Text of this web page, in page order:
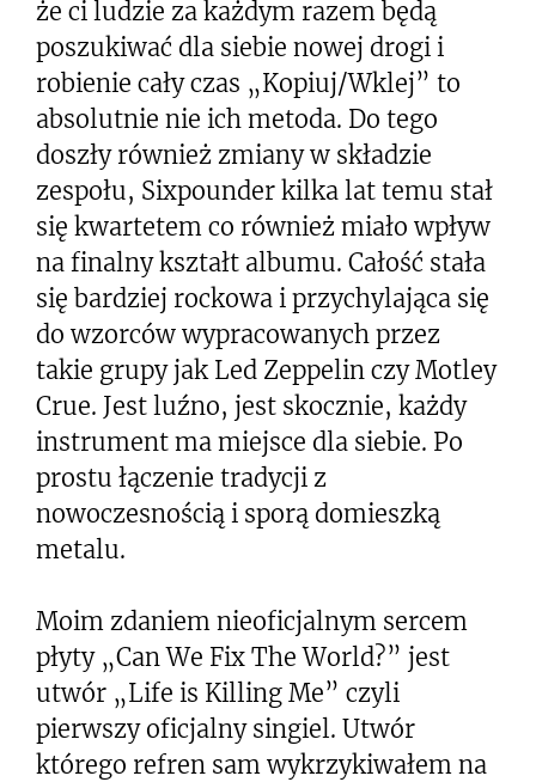
że ci ludzie za każdym razem będą
poszukiwać dla siebie nowej drogi i
robienie cały czas „Kopiuj/Wklej” to
absolutnie nie ich metoda. Do tego
doszły również zmiany w składzie
zespołu, Sixpounder kilka lat temu stał
się kwartetem co również miało wpływ
na finalny kształt albumu. Całość stała
się bardziej rockowa i przychylająca się
do wzorców wypracowanych przez
takie grupy jak Led Zeppelin czy Motley
Crue. Jest luźno, jest skocznie, każdy
instrument ma miejsce dla siebie. Po
prostu łączenie tradycji z
nowoczesnością i sporą domieszką
metalu.
Moim zdaniem nieoficjalnym sercem
płyty „Can We Fix The World?” jest
utwór „Life is Killing Me” czyli
pierwszy oficjalny singiel. Utwór
którego refren sam wykrzykiwałem na